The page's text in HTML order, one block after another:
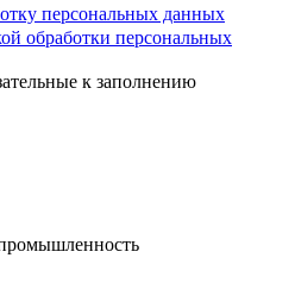
персональных данных
обработки персональных
к заполнению